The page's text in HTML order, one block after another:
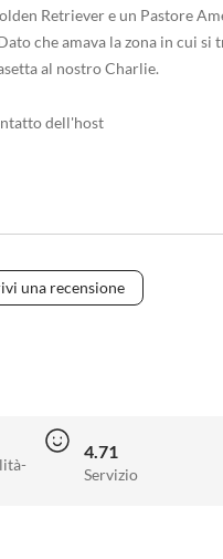
Retriever e un Pastore
che amava la zona in cui si
al nostro Charlie.
dell'host
una recensione
4.71
Servizio